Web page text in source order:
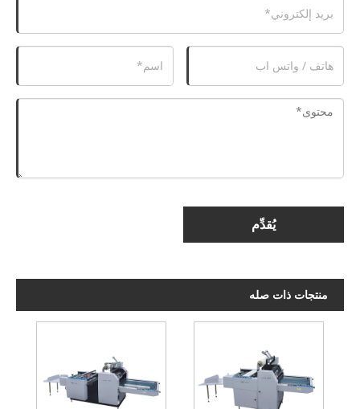
يُقدِّم
منتجات ذات صله